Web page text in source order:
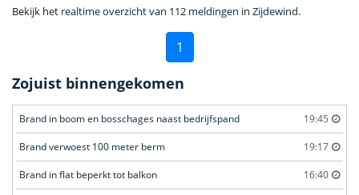
Bekijk het realtime overzicht van 112 meldingen in Zijdewind.
1
Zojuist binnengekomen
Brand in boom en bosschages naast bedrijfspand 19:45
Brand verwoest 100 meter berm 19:17
Brand in flat beperkt tot balkon 16:40